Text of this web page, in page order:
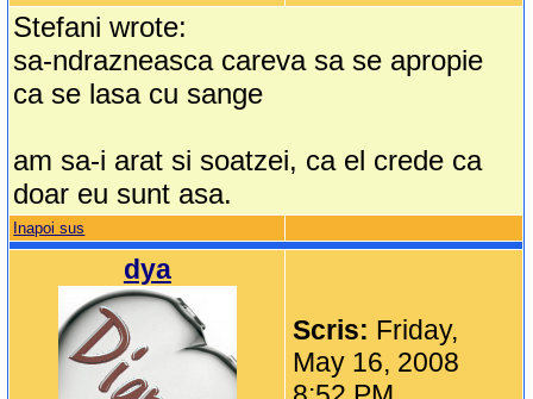
Stefani wrote:
sa-ndrazneasca careva sa se apropie
ca se lasa cu sange
am sa-i arat si soatzei, ca el crede ca
doar eu sunt asa.
Inapoi sus
dya
Scris: Friday,
May 16, 2008